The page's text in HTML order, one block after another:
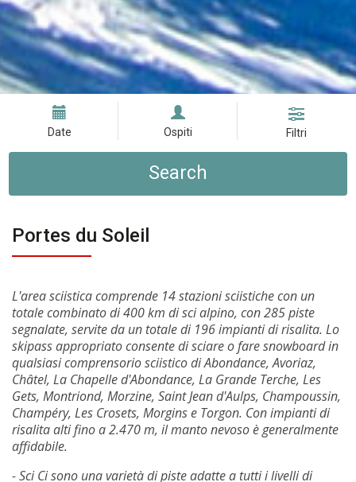
Date Ospiti Filtri
Search
Portes du Soleil
L'area sciistica comprende 14 stazioni sciistiche con un
totale combinato di 400 km di sci alpino, con 285 piste
segnalate, servite da un totale di 196 impianti di risalita. Lo
skipass appropriato consente di sciare o fare snowboard in
qualsiasi comprensorio sciistico di Abondance, Avoriaz,
Châtel, La Chapelle d'Abondance, La Grande Terche, Les
Gets, Montriond, Morzine, Saint Jean d'Aulps, Champoussin,
Champéry, Les Crosets, Morgins e Torgon. Con impianti di
risalita alti fino a 2.470 m, il manto nevoso è generalmente
affidabile.
- Sci Ci sono una varietà di piste adatte a tutti i livelli di